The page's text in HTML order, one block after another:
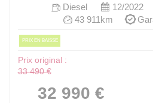
Diesel 12/2022
43 911km
PRIX EN BAISSE
Prix original :
33 490 €
32 990 €